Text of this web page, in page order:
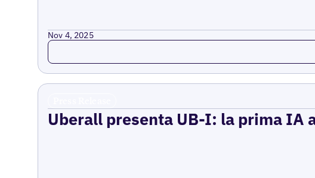
Nov 4, 2025
Read more
Uberall presenta UB-I: la prima IA